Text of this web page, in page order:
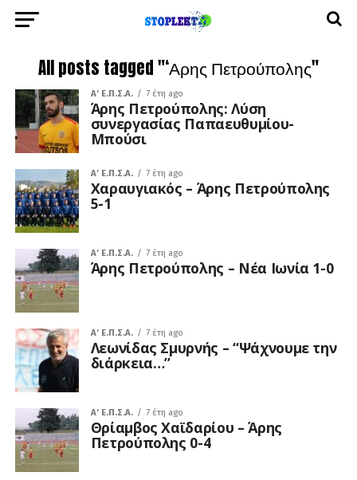
All posts tagged "‘Αρης Πετρούπολης"
A' Ε.Π.Σ.Α. 7 έτη ago
Άρης Πετρούπολης: Λύση
συνεργασίας Παπαευθυμίου-
Μπούσι
A' Ε.Π.Σ.Α. 7 έτη ago
Χαραυγιακός – Άρης Πετρούπολης
5-1
A' Ε.Π.Σ.Α. 7 έτη ago
Άρης Πετρούπολης – Νέα Ιωνία 1-0
A' Ε.Π.Σ.Α. 7 έτη ago
Λεωνίδας Σμυρνής – “Ψάχνουμε την
διάρκεια…”
A' Ε.Π.Σ.Α. 7 έτη ago
Θρίαμβος Χαϊδαρίου – Άρης
Πετρούπολης 0-4